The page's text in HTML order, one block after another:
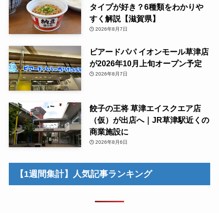
タイプが好き？6種類をわかりや
すく解説【滋賀県】
2026年8月7日
ビアードパパ イオンモール草津店
が2026年10月上旬オープン予定
2026年8月7日
餃子の王将 草津エイスクエア店
（仮）が出店へ｜JR草津駅近くの
商業施設に
2026年8月6日
【1週間集計】人気記事ランキング